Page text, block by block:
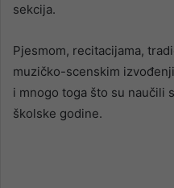
sekcija.
Pjesmom, recitacijama,
muzičko-scenskim
i mnogo toga što su naučili
školske godine.